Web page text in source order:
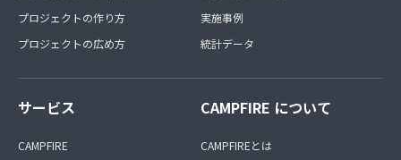
プロジェクトの作り方
プロジェクトの広め方
実施事例
統計データ
サービス
CAMPFIRE
CAMPFIRE について
CAMPFIREとは